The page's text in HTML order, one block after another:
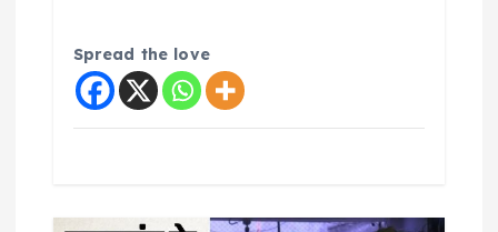
Spread the love